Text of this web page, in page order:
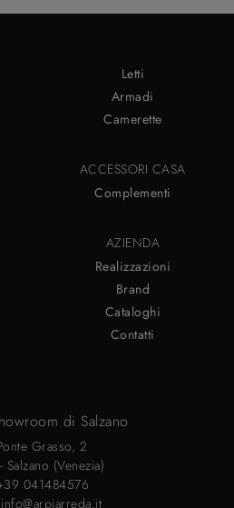
Letti
Armadi
Camerette
ACCESSORI CASA
Complementi
AZIENDA
Realizzazioni
Brand
Cataloghi
Contatti
di Salzano
Grasso, 2
(Venezia)
041484576
info@arpiarreda.it